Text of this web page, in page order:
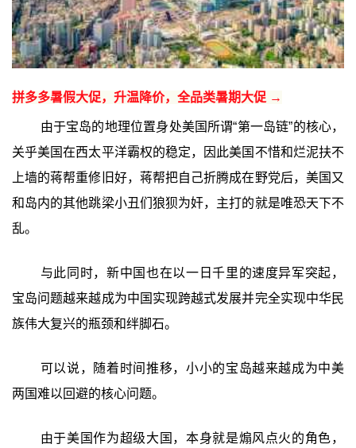
拼多多暑假大促，升温降价，全品类暑期大促 →
由于宝岛的地理位置身处美国所谓“第一岛链”的核心，
关乎美国在西太平洋霸权的稳定，因此美国不惜和烂泥扶不
上墙的蒋帮重修旧好，蒋帮把自己折腾成在野党后，美国又
和岛内的其他跳梁小丑们狼狈为奸，主打的就是唯恐天下不
乱。
与此同时，新中国也在以一日千里的速度异军突起，
宝岛问题越来越成为中国实现跨越式发展并完全实现中华民
族伟大复兴的瓶颈和绊脚石。
可以说，随着时间推移，小小的宝岛越来越成为中美
两国难以回避的核心问题。
由于美国作为超级大国，本身就是煽风点火的角色，